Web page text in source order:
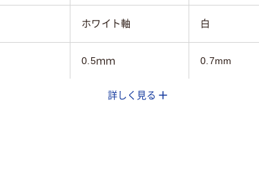
ホワイト軸 白
0.5ｍｍ 0.7mm
詳しく見る